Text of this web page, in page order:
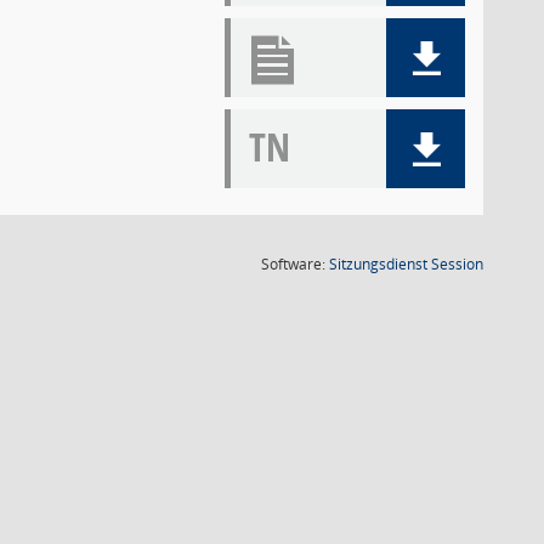
TN
Software:SitzungsdienstSession(Wird in